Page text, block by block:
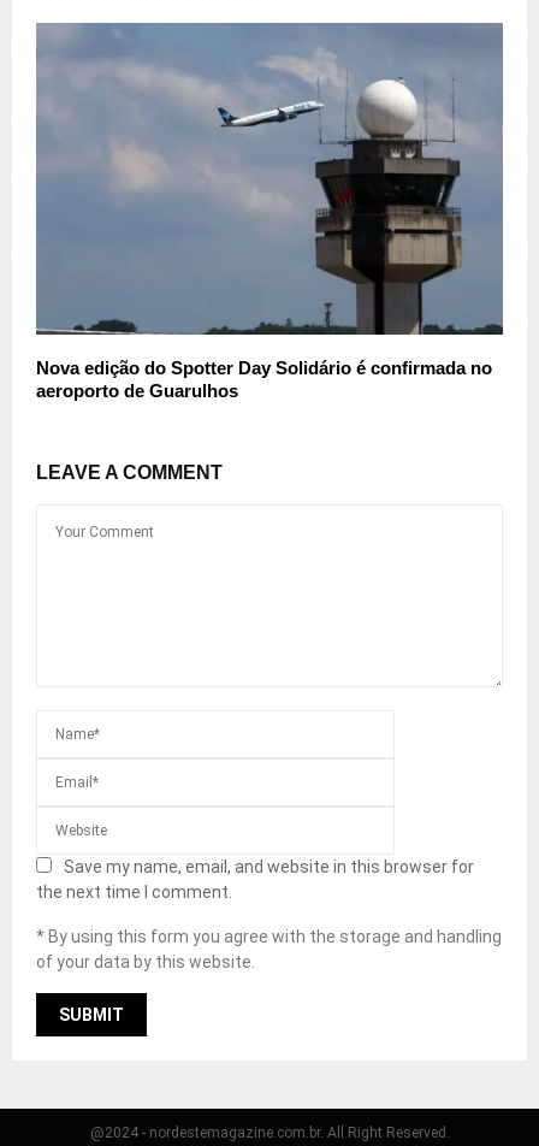
Nova edição do Spotter Day Solidário é confirmada no
aeroporto de Guarulhos
LEAVE A COMMENT
Save my name, email, and website in this browser for
the next time I comment.
* By using this form you agree with the storage and handling
of your data by this website.
@2024 - nordestemagazine.com.br. All Right Reserved.